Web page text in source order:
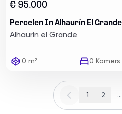
€ 95.000
Percelen In Alhaurín El Grande
Alhaurín el Grande
0 m² 0 Kamers
1 2 ...